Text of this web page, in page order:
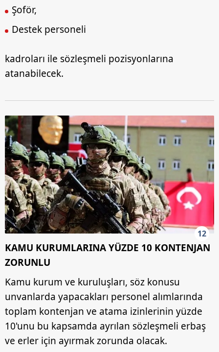
Şoför,
Destek personeli
kadroları ile sözleşmeli pozisyonlarına
atanabilecek.
12
KAMU KURUMLARINA YÜZDE 10 KONTENJAN
ZORUNLU
Kamu kurum ve kuruluşları, söz konusu
unvanlarda yapacakları personel alımlarında
toplam kontenjan ve atama izinlerinin yüzde
10'unu bu kapsamda ayrılan sözleşmeli erbaş
ve erler için ayırmak zorunda olacak.